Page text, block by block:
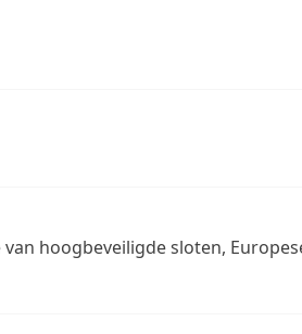
van hoogbeveiligde sloten,